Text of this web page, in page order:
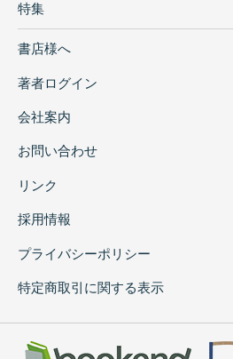
特集
書店様へ
著者ログイン
会社案内
お問い合わせ
リンク
採用情報
プライバシーポリシー
特定商取引に関する表示